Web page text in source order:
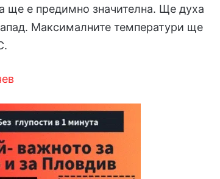
ще е предимно значителна. Ще духа
Максималните температури ще